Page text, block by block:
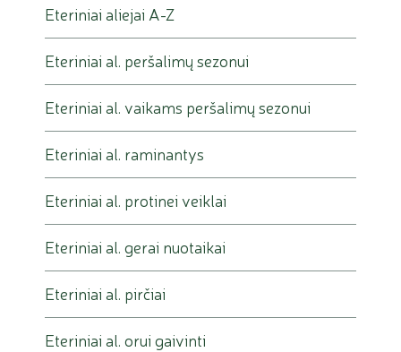
Eteriniai aliejai A-Z
Eteriniai al. peršalimų sezonui
Eteriniai al. vaikams peršalimų sezonui
Eteriniai al. raminantys
Eteriniai al. protinei veiklai
Eteriniai al. gerai nuotaikai
Eteriniai al. pirčiai
Eteriniai al. orui gaivinti